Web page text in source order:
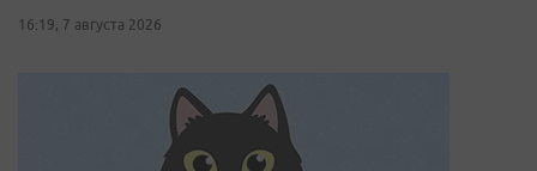
16:19, 7 августа 2026